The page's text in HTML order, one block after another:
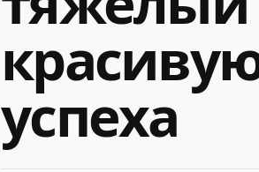
успеха